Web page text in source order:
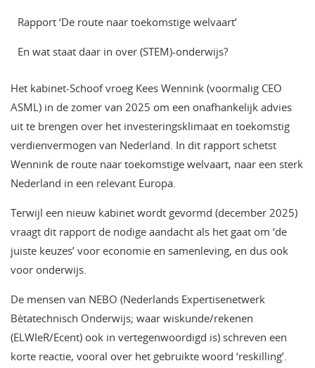
Rapport ‘De route naar toekomstige welvaart’
En wat staat daar in over (STEM)-onderwijs?
Het kabinet-Schoof vroeg Kees Wennink (voormalig CEO
ASML) in de zomer van 2025 om een onafhankelijk advies
uit te brengen over het investeringsklimaat en toekomstig
verdienvermogen van Nederland. In dit rapport schetst
Wennink de route naar toekomstige welvaart, naar een sterk
Nederland in een relevant Europa.
Terwijl een nieuw kabinet wordt gevormd (december 2025)
vraagt dit rapport de nodige aandacht als het gaat om ‘de
juiste keuzes’ voor economie en samenleving, en dus ook
voor onderwijs.
De mensen van NEBO (Nederlands Expertisenetwerk
Bètatechnisch Onderwijs; waar wiskunde/rekenen
(ELWIeR/Ecent) ook in vertegenwoordigd is) schreven een
korte reactie, vooral over het gebruikte woord ‘reskilling’.